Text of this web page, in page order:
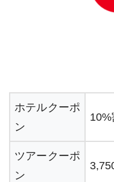
ホテルクーポ
ン
10%
ツアークーポ
ン